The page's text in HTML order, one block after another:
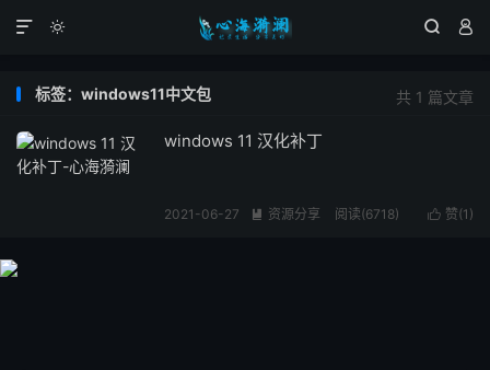
  

共 1 篇文章
标签：windows11中文包
windows 11 汉化补丁
 赞(1 )
2021-06-27  资源分享 阅读(6718)